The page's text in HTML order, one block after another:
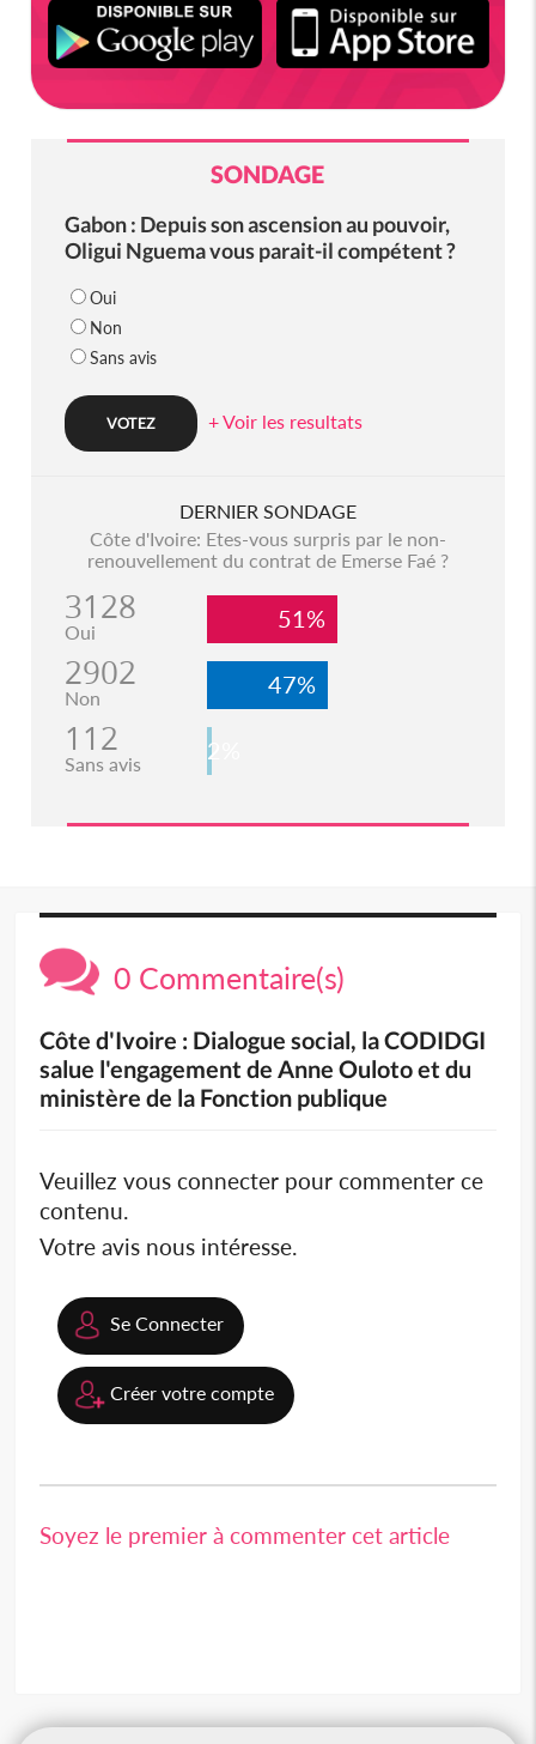
SONDAGE
Gabon : Depuis son ascension au pouvoir,
Oligui Nguema vous parait-il compétent ?
Oui
Non
Sans avis
+ Voir les resultats
DERNIER SONDAGE
Côte d'Ivoire: Etes-vous surpris par le non-
renouvellement du contrat de Emerse Faé ?
3128
Oui 51%
2902
Non 47%
112
Sans avis 2%
0 Commentaire(s)
Côte d'Ivoire : Dialogue social, la CODIDGI
salue l'engagement de Anne Ouloto et du
ministère de la Fonction publique
Veuillez vous connecter pour commenter ce
contenu.
Votre avis nous intéresse.
Se Connecter
Créer votre compte
Soyez le premier à commenter cet article